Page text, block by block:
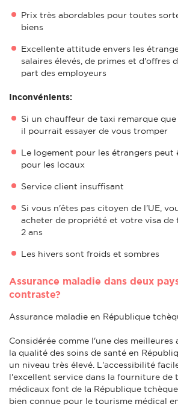
Prix très abordables pour toutes
biens
Excellente attitude envers les
salaires élevés, de primes et d'offres
part des employeurs
Inconvénients:
Si un chauffeur de taxi remarque que
il pourrait essayer de vous tromper
Le logement pour les étrangers peut
pour les locaux
Service client insuffisant
Si vous n'êtes pas citoyen de l'UE,
acheter de propriété et votre visa de
2 ans
Les hivers sont froids et sombres
Assurance maladie dans deux
contraste?
Assurance maladie en République
Considérée comme l'une des meilleures
la qualité des soins de santé en
un niveau très élevé. L'accessibilité
l'excellent service dans la fourniture de
médicaux font de la République
bien connue pour le tourisme médical